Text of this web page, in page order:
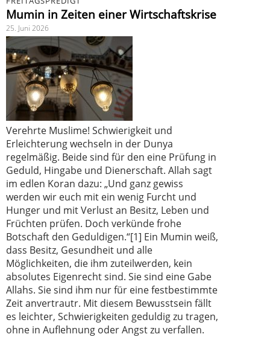
Mumin in Zeiten einer Wirtschaftskrise
25. Juni 2026
Verehrte Muslime! Schwierigkeit und
Erleichterung wechseln in der Dunya
regelmäßig. Beide sind für den eine Prüfung in
Geduld, Hingabe und Dienerschaft. Allah sagt
im edlen Koran dazu: „Und ganz gewiss
werden wir euch mit ein wenig Furcht und
Hunger und mit Verlust an Besitz, Leben und
Früchten prüfen. Doch verkünde frohe
Botschaft den Geduldigen.“[1] Ein Mumin weiß,
dass Besitz, Gesundheit und alle
Möglichkeiten, die ihm zuteilwerden, kein
absolutes Eigenrecht sind. Sie sind eine Gabe
Allahs. Sie sind ihm nur für eine festbestimmte
Zeit anvertrautr. Mit diesem Bewusstsein fällt
es leichter, Schwierigkeiten geduldig zu tragen,
ohne in Auflehnung oder Angst zu verfallen.